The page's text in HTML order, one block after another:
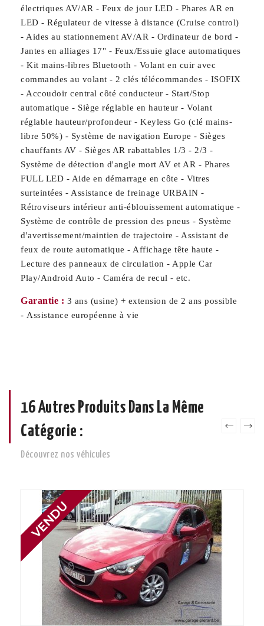
électriques AV/AR - Feux de jour LED - Phares AR en
LED - Régulateur de vitesse à distance (Cruise control)
- Aides au stationnement AV/AR - Ordinateur de bord -
Jantes en alliages 17" - Feux/Essuie glace automatiques
- Kit mains-libres Bluetooth - Volant en cuir avec
commandes au volant - 2 clés télécommandes - ISOFIX
- Accoudoir central côté conducteur - Start/Stop
automatique - Siège réglable en hauteur - Volant
réglable hauteur/profondeur - Keyless Go (clé mains-
libre 50%) - Système de navigation Europe - Sièges
chauffants AV - Sièges AR rabattables 1/3 - 2/3 -
Système de détection d'angle mort AV et AR - Phares
FULL LED - Aide en démarrage en côte - Vitres
surteintées - Assistance de freinage URBAIN -
Rétroviseurs intérieur anti-éblouissement automatique -
Système de contrôle de pression des pneus - Système
d'avertissement/maintien de trajectoire - Assistant de
feux de route automatique - Affichage tête haute -
Lecture des panneaux de circulation - Apple Car
Play/Android Auto - Caméra de recul - etc.
Garantie : 3 ans (usine) + extension de 2 ans possible
- Assistance européenne à vie
16 Autres Produits Dans La Même
Catégorie :
Découvrez nos véhicules